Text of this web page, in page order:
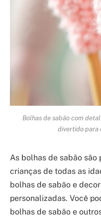
Bolhas de sabão com
divertido para
As bolhas de sabão são
crianças de todas as
bolhas de sabão e
personalizadas. Você
bolhas de sabão e